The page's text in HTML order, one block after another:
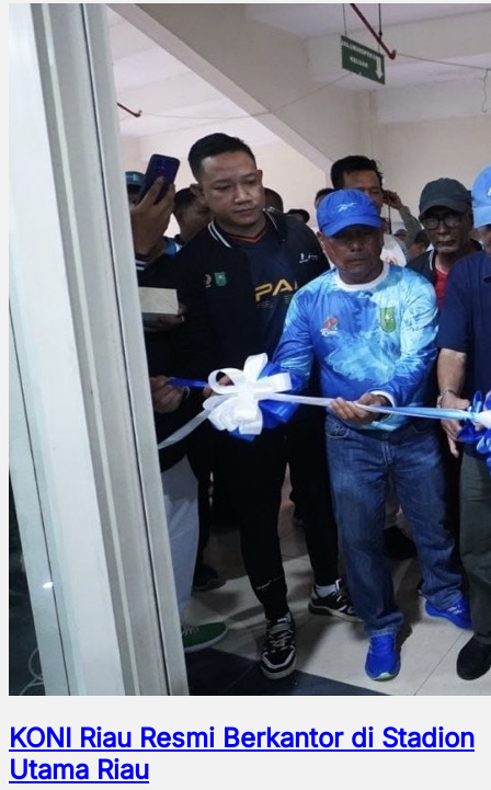
KONI Riau Resmi Berkantor di Stadion
Utama Riau